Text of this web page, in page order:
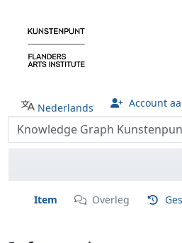
Nederlands Account
Item Overleg